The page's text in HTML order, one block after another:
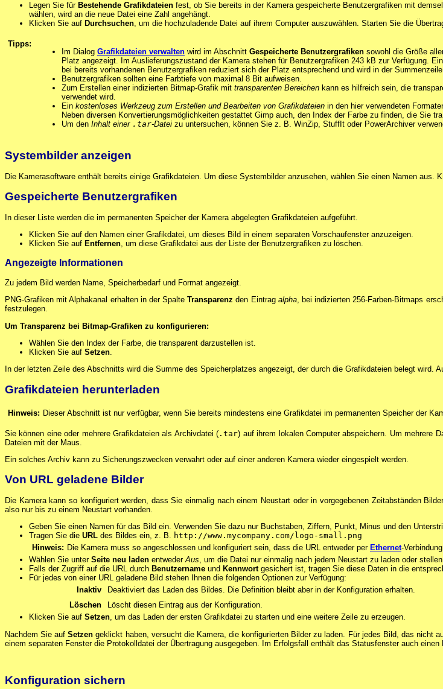
Legen Sie für Bestehende Grafikdateien fest, ob Sie bereits in der Kamera gespeicherte Benutzergrafiken mit
wählen, wird an die neue Datei eine Zahl angehängt.
Klicken Sie auf Durchsuchen, um die hochzuladende Datei auf ihrem Computer auszuwählen. Starten Sie die
Tipps:
Im Dialog Grafikdateien verwalten wird im Abschnitt Gespeicherte Benutzergrafiken sowohl die Größe
Platz angezeigt. Im Auslieferungszustand der Kamera stehen für Benutzergrafiken 243 kB zur Verfügung.
bei bereits vorhandenen Benutzergrafiken reduziert sich der Platz entsprechend und wird in der
Benutzergrafiken sollten eine Farbtiefe von maximal 8 Bit aufweisen.
Zum Erstellen einer indizierten Bitmap-Grafik mit transparenten Bereichen kann es hilfreich sein, die
verwendet wird.
Ein kostenloses Werkzeug zum Erstellen und Bearbeiten von Grafikdateien in den hier verwendeten
Neben diversen Konvertierungsmöglichkeiten gestattet Gimp auch, den Index der Farbe zu finden, die Sie
Um den Inhalt einer .tar-Datei zu untersuchen, können Sie z. B. WinZip, StuffIt oder PowerArchiver
Systembilder anzeigen
Die Kamerasoftware enthält bereits einige Grafikdateien. Um diese Systembilder anzusehen, wählen Sie einen Namen aus.
Gespeicherte Benutzergrafiken
In dieser Liste werden die im permanenten Speicher der Kamera abgelegten Grafikdateien aufgeführt.
Klicken Sie auf den Namen einer Grafikdatei, um dieses Bild in einem separaten Vorschaufenster anzuzeigen.
Klicken Sie auf Entfernen, um diese Grafikdatei aus der Liste der Benutzergrafiken zu löschen.
Angezeigte Informationen
Zu jedem Bild werden Name, Speicherbedarf und Format angezeigt.
PNG-Grafiken mit Alphakanal erhalten in der SpalteTransparenz den Eintrag alpha, bei indizierten 256-Farben-Bitmaps
festzulegen.
Um Transparenz bei Bitmap-Grafiken zu konfigurieren:
Wählen Sie den Index der Farbe, die transparent darzustellen ist.
Klicken Sie auf Setzen.
In der letzten Zeile des Abschnitts wird die Summe des Speicherplatzes angezeigt, der durch die Grafikdateien belegt wird.
Grafikdateien herunterladen
Hinweis: Dieser Abschnitt ist nur verfügbar, wenn Sie bereits mindestens eine Grafikdatei im permanenten Speicher der
Sie können eine oder mehrere Grafikdateien als Archivdatei ( .tar) auf ihrem lokalen Computer abspeichern. Um mehrere
Dateien mit der Maus.
Ein solches Archiv kann zu Sicherungszwecken verwahrt oder auf einer anderen Kamera wieder eingespielt werden.
Von URL geladene Bilder
Die Kamera kann so konfiguriert werden, dass Sie einmalig nach einem Neustart oder in vorgegebenen Zeitabständen
also nur bis zu einem Neustart vorhanden.
Geben Sie einen Namen für das Bild ein. Verwenden Sie dazu nur Buchstaben, Ziffern, Punkt, Minus und den
Tragen Sie die URL des Bildes ein, z. B. http://www.mycompany.com/logo-small.png
Hinweis: Die Kamera muss so angeschlossen und konfiguriert sein, dass die URL entweder per Ethernet-
Wählen Sie unter Seite neu laden entwederAus, um die Datei nur einmalig nach jedem Neustart zu laden oder
Falls der Zugriff auf die URL durch Benutzername und Kennwortgesichert ist, tragen Sie diese Daten in die
Für jedes von einer URL geladene Bild stehen Ihnen die folgenden Optionen zur Verfügung:
Inaktiv
Deaktiviert das Laden des Bildes. Die Definition bleibt aber in der Konfiguration erhalten.
Löschen
Löscht diesen Eintrag aus der Konfiguration.
Klicken Sie auf Setzen, um das Laden der ersten Grafikdatei zu starten und eine weitere Zeile zu erzeugen.
Nachdem Sie aufSetzen geklickt haben, versucht die Kamera, die konfigurierten Bilder zu laden. Für jedes Bild, das nicht
einem separaten Fenster die Protokolldatei der Übertragung ausgegeben. Im Erfolgsfall enthält das Statusfenster auch
Konfiguration sichern